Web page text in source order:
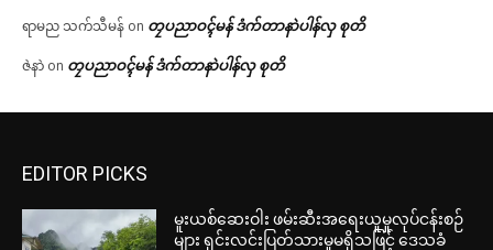
ရာမည သက်သီမန် on တၠပညာဝၚ်မန် ဒံက်တာနာဲပါန်လှ စုတိ
ဇဲနာဲ on တၠပညာဝၚ်မန် ဒံက်တာနာဲပါန်လှ စုတိ
EDITOR PICKS
မူးယစ်ဆေးဝါး ဖမ်းဆီးအရေးယူမှုလုပ်ငန်းစဉ်
များ ရှင်းလင်းပြတ်သားမှုမရှိသဖြင့် ဒေသခံ